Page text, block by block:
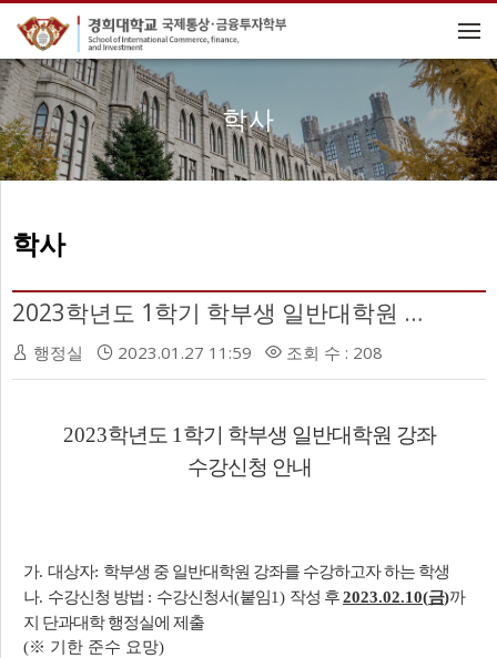
메뉴 건너뛰기
학사
학사
2023학년도 1학기 학부생 일반대학원 강좌 수강신청 안내
행정실 2023.01.27 11:59 조회 수 : 208
2023학년도 1 학기 학부생 일반대학원 강좌
수강신청 안내
가. 대상자: 학부생 중 일반대학원 강좌를 수강하고자 하는 학생
나. 수강신청 방법 : 수강신청서(붙임1) 작성 후2023.02.10(금)까
지 단과대학 행정실에 제출
(※ 기한 준수 요망)